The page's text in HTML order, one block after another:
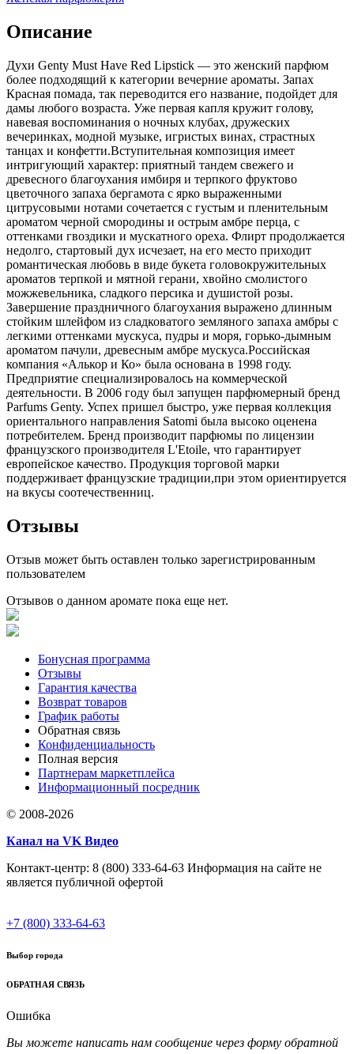
Описание
Духи Genty Must Have Red Lipstick — это женский парфюм
более подходящий к категории вечерние ароматы. Запах
Красная помада, так переводится его название, подойдет для
дамы любого возраста. Уже первая капля кружит голову,
навевая воспоминания о ночных клубах, дружеских
вечеринках, модной музыке, игристых винах, страстных
танцах и конфетти.Вступительная композиция имеет
интригующий характер: приятный тандем свежего и
древесного благоухания имбиря и терпкого фруктово
цветочного запаха бергамота с ярко выраженными
цитрусовыми нотами сочетается с густым и пленительным
ароматом черной смородины и острым амбре перца, с
оттенками гвоздики и мускатного ореха. Флирт продолжается
недолго, стартовый дух исчезает, на его место приходит
романтическая любовь в виде букета головокружительных
ароматов терпкой и мятной герани, хвойно смолистого
можжевельника, сладкого персика и душистой розы.
Завершение праздничного благоухания выражено длинным
стойким шлейфом из сладковатого земляного запаха амбры с
легкими оттенками мускуса, пудры и моря, горько-дымным
ароматом пачули, древесным амбре мускуса.Российская
компания «Алькор и Ко» была основана в 1998 году.
Предприятие специализировалось на коммерческой
деятельности. В 2006 году был запущен парфюмерный бренд
Parfums Genty. Успех пришел быстро, уже первая коллекция
ориентального направления Satomi была высоко оценена
потребителем. Бренд производит парфюмы по лицензии
французского производителя L'Etoile, что гарантирует
европейское качество. Продукция торговой марки
поддерживает французские традиции,при этом ориентируется
на вкусы соотечественниц.
Отзывы
Отзыв может быть оставлен только зарегистрированным
пользователем
Отзывов о данном аромате пока еще нет.
Бонусная программа
Отзывы
Гарантия качества
Возврат товаров
График работы
Обратная связь
Конфиденциальность
Полная версия
Партнерам маркетплейса
Информационный посредник
© 2008-2026
Канал на VK Видео
Контакт-центр: 8 (800) 333-64-63 Информация на сайте не
является публичной офертой
+7 (800) 333-64-63
Выбор города
ОБРАТНАЯ СВЯЗЬ
Ошибка
Вы можете написать нам сообщение через форму обратной